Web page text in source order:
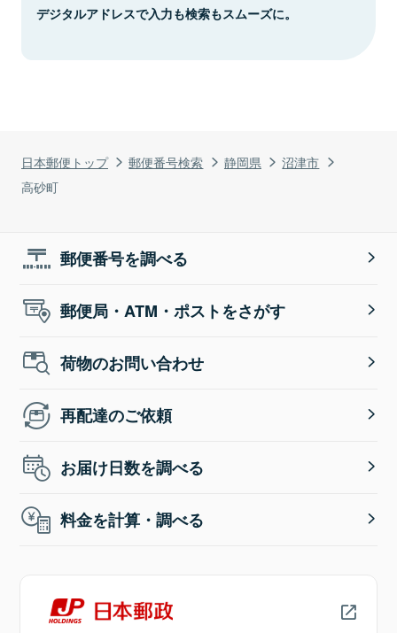
日本郵便トップ 郵便番号検索 静岡県
沼津市
高砂町
デジタルアドレスで入力も検索もスムーズに。
郵便番号を調べる
郵便局・ATM・ポストをさがす
荷物のお問い合わせ
再配達のご依頼
お届け日数を調べる
料金を計算・調べる